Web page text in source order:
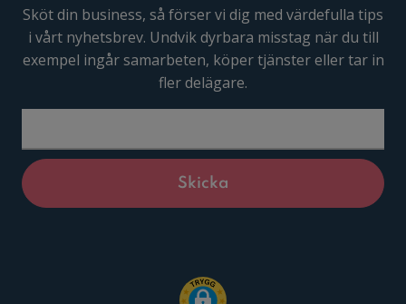
Sköt din business, så förser vi dig med värdefulla tips
i vårt nyhetsbrev. Undvik dyrbara misstag när du till
exempel ingår samarbeten, köper tjänster eller tar in
fler delägare.